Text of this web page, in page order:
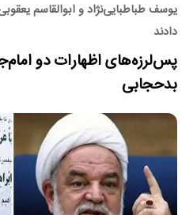
یوسف طباطبایی‌نژاد و ابوالقاسم
دادند
پس‌لرزه‌های اظهارات دو
بدحجابی